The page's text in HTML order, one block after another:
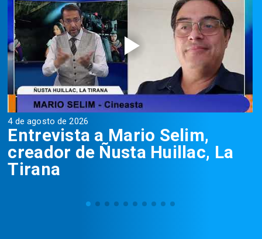
4 de agosto de 2026
Entrevista a Mario Selim,
creador de Ñusta Huillac, La
Tirana